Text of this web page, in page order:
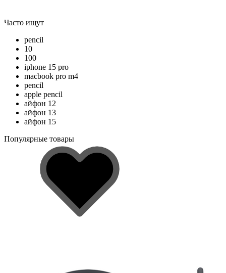
Часто ищут
pencil
10
100
iphone 15 pro
macbook pro m4
pencil
apple pencil
айфон 12
айфон 13
айфон 15
Популярные товары